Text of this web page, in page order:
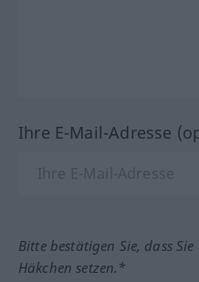
Ihre E-Mail-Adresse
Bitte bestätigen Sie, dass
Häkchen setzen.*